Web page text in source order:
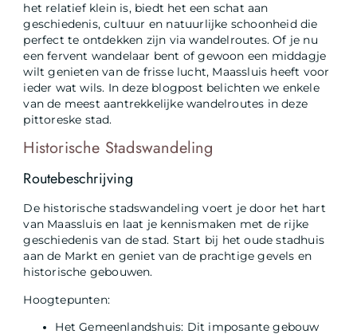
het relatief klein is, biedt het een schat aan
geschiedenis, cultuur en natuurlijke schoonheid die
perfect te ontdekken zijn via wandelroutes. Of je nu
een fervent wandelaar bent of gewoon een middagje
wilt genieten van de frisse lucht, Maassluis heeft voor
ieder wat wils. In deze blogpost belichten we enkele
van de meest aantrekkelijke wandelroutes in deze
pittoreske stad.
Historische Stadswandeling
Routebeschrijving
De historische stadswandeling voert je door het hart
van Maassluis en laat je kennismaken met de rijke
geschiedenis van de stad. Start bij het oude stadhuis
aan de Markt en geniet van de prachtige gevels en
historische gebouwen.
Hoogtepunten:
Het Gemeenlandshuis: Dit imposante gebouw